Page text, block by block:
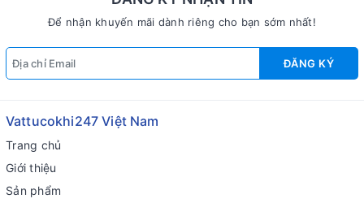
Để nhận khuyến mãi dành riêng cho bạn sớm nhất!
ĐĂNG KÝ
Vattucokhi247 Việt Nam
Trang chủ
Giới thiệu
Sản phẩm